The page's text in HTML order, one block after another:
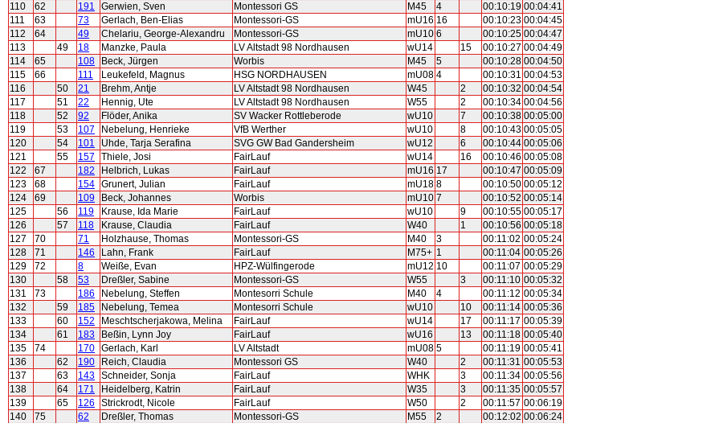
110
62 191 Gerwien, Sven Montessori GS M45 4 00:10:19 00:04:41
111
63 73 Gerlach, Ben-Elias Montessori-GS mU16 16 00:10:23 00:04:45
112
64 49 Chelariu, George-Alexandru Montessori-GS mU10 6 00:10:25 00:04:47
113
49 18 Manzke, Paula LV Altstadt 98 Nordhausen wU14 15 00:10:27 00:04:49
114
65 108 Beck, Jürgen Worbis M45 5 00:10:28 00:04:50
115
66 111 Leukefeld, Magnus HSG NORDHAUSEN mU08 4 00:10:31 00:04:53
116
50 21 Brehm, Antje LV Altstadt 98 Nordhausen W45 2 00:10:32 00:04:54
117
51 22 Hennig, Ute LV Altstadt 98 Nordhausen W55 2 00:10:34 00:04:56
118
52 92 Flöder, Anika SV Wacker Rottleberode wU10 7 00:10:38 00:05:00
119
53 107 Nebelung, Henrieke VfB Werther wU10 8 00:10:43 00:05:05
120
54 101 Uhde, Tarja Serafina SVG GW Bad Gandersheim wU12 6 00:10:44 00:05:06
121
55 157 Thiele, Josi FairLauf wU14 16 00:10:46 00:05:08
122
67 182 Helbrich, Lukas FairLauf mU16 17 00:10:47 00:05:09
123
68 154 Grunert, Julian FairLauf mU18 8 00:10:50 00:05:12
124
69 109 Beck, Johannes Worbis mU10 7 00:10:52 00:05:14
125
56 119 Krause, Ida Marie FairLauf wU10 9 00:10:55 00:05:17
126
57 118 Krause, Claudia FairLauf W40 1 00:10:56 00:05:18
127
70 71 Holzhause, Thomas Montessori-GS M40 3 00:11:02 00:05:24
128
71 146 Lahn, Frank FairLauf M75+ 1 00:11:04 00:05:26
129
72 8 Weiße, Evan HPZ-Wülfingerode mU12 10 00:11:07 00:05:29
130
58 53 Dreßler, Sabine Montessori-GS W55 3 00:11:10 00:05:32
131
73 186 Nebelung, Steffen Montesorri Schule M40 4 00:11:12 00:05:34
132
59 185 Nebelung, Temea Montesorri Schule wU10 10 00:11:14 00:05:36
133
60 152 Meschtscherjakowa, Melina FairLauf wU14 17 00:11:17 00:05:39
134
61 183 Beßin, Lynn Joy FairLauf wU16 13 00:11:18 00:05:40
135
74 170 Gerlach, Karl LV Altstadt mU08 5 00:11:19 00:05:41
136
62 190 Reich, Claudia Montessori GS W40 2 00:11:31 00:05:53
137
63 143 Schneider, Sonja FairLauf WHK 3 00:11:34 00:05:56
138
64 171 Heidelberg, Katrin FairLauf W35 3 00:11:35 00:05:57
139
65 126 Strickrodt, Nicole FairLauf W50 2 00:11:57 00:06:19
140
75 62 Dreßler, Thomas Montessori-GS M55 2 00:12:02 00:06:24